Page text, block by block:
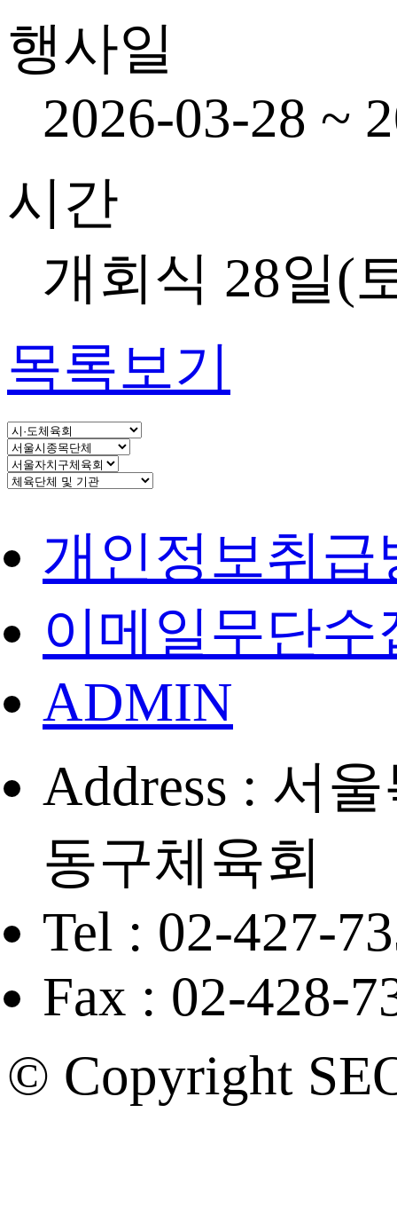
행사일
2026-03-28 ~
시간
개회식 28일(
목록보기
개인정보취급
이메일무단수
ADMIN
Address : 서
동구체육회
Tel : 02-427-
Fax : 02-428-
© Copyright